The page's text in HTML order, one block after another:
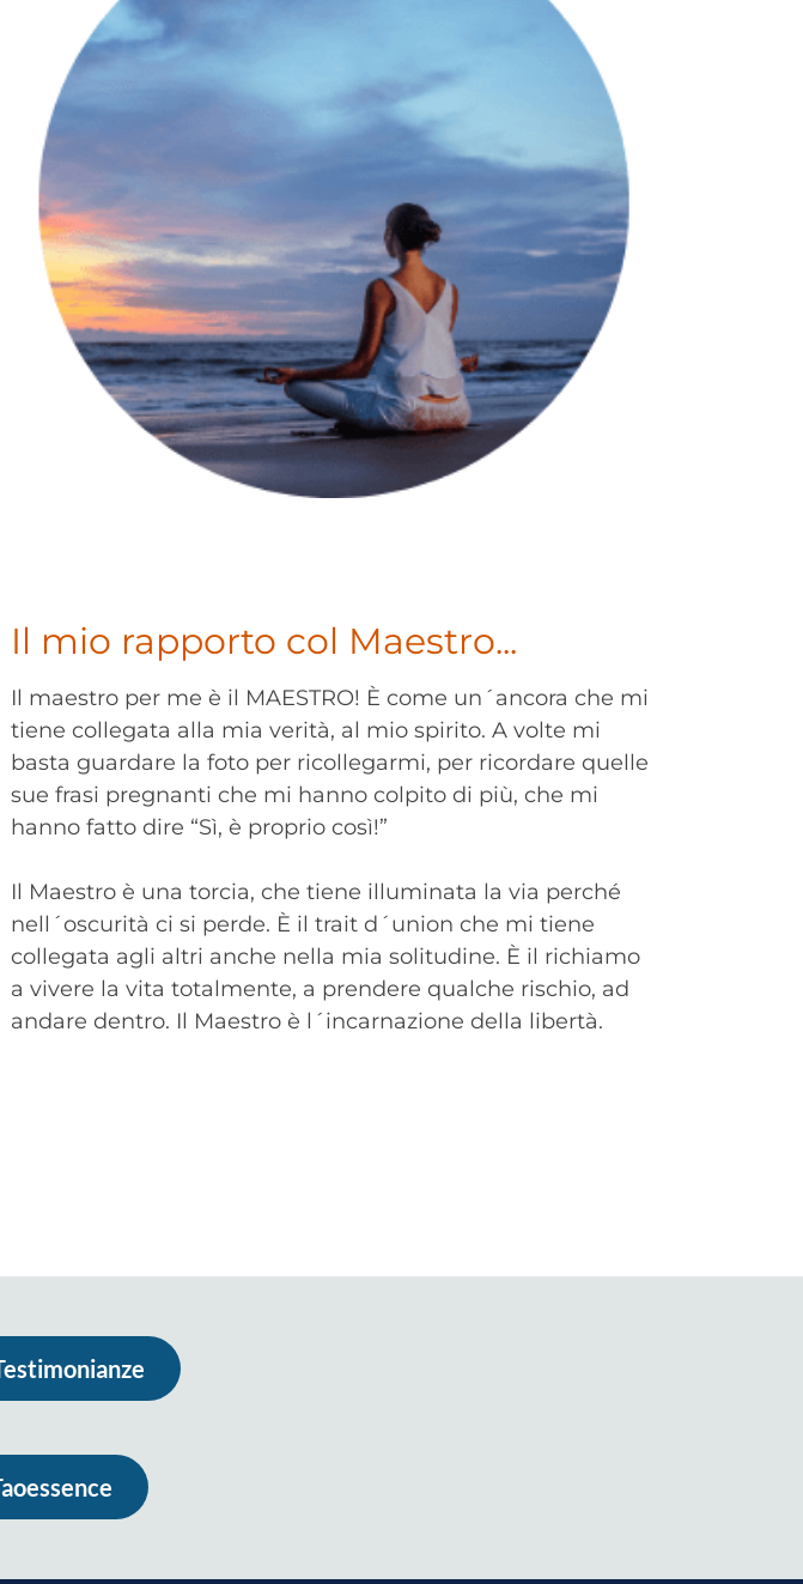
Il mio rapporto col Maestro...
Il maestro per me è il MAESTRO! È come un´ancora che mi
tiene collegata alla mia verità, al mio spirito. A volte mi
basta guardare la foto per ricollegarmi, per ricordare quelle
sue frasi pregnanti che mi hanno colpito di più, che mi
hanno fatto dire “Sì, è proprio così!”
Il Maestro è una torcia, che tiene illuminata la via perché
nell´oscurità ci si perde. È il trait d´union che mi tiene
collegata agli altri anche nella mia solitudine. È il richiamo
a vivere la vita totalmente, a prendere qualche rischio, ad
andare dentro. Il Maestro è l´incarnazione della libertà.